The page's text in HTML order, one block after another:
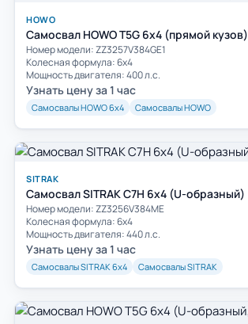
HOWO
Самосвал HOWO T5G 6x4 (прямой кузов)
Номер модели: ZZ3257V384GE1
Колесная формула: 6х4
Мощность двигателя: 400 л.с.
Узнать цену за 1 час
Самосвалы HOWO 6х4 Самосвалы HOWO
SITRAK
Самосвал SITRAK C7H 6x4 (U-образный)
Номер модели: ZZ3256V384ME
Колесная формула: 6х4
Мощность двигателя: 440 л.с.
Узнать цену за 1 час
Самосвалы SITRAK 6х4 Самосвалы SITRAK